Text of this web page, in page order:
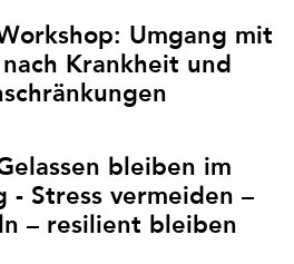
Umgang mit
Krankheit und
bleiben im
- Stress vermeiden –
– resilient bleiben